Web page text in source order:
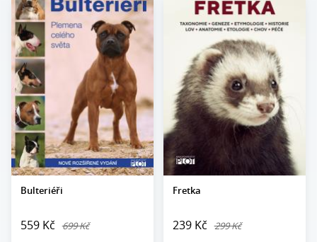
Bulteriéři
559 Kč 699 Kč
Autor:
Martin Říha
Edice:
Portréty
Počet
stran:
Formát:
210 x 278
Vazba:
pevná
Obrazová
část:
barevné fotografie a
ilustrace
Datum
vydání:
11. 11. 2019
Fretka
239 Kč 299 Kč
Autor:
Martin Říha
Portréty
Počet stran:
352
Formát:
165 x 235
Vazba:
V8a (pevná)
Obrazová část: Barevné fotografie
Datum vydání:
29. 8. 2022